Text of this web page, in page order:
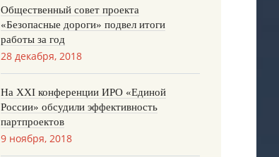
Общественный совет проекта
«Безопасные дороги» подвел итоги
работы за год
28 декабря, 2018
На XXI конференции ИРО «Единой
России» обсудили эффективность
партпроектов
9 ноября, 2018